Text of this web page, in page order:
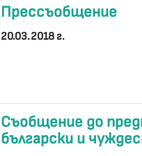
Прессъобщение
20.03.2018 г.
Съобщение до
български и